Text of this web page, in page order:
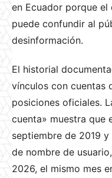
en Ecuador porque
puede confundir al
desinformación.
El historial
vínculos con cuentas
posiciones oficiales.
cuenta» muestra que
septiembre de 2019
de nombre de
2026, el mismo mes